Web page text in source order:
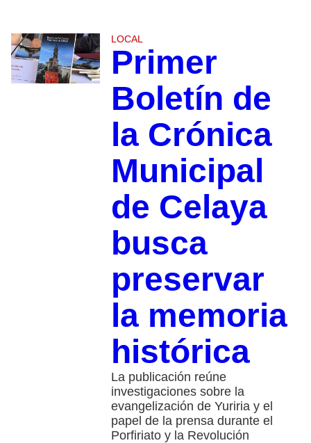
LOCAL
Primer
Boletín de
la Crónica
Municipal
de Celaya
busca
preservar
la memoria
histórica
La publicación reúne
investigaciones sobre la
evangelización de Yuriria y el
papel de la prensa durante el
Porfiriato y la Revolución